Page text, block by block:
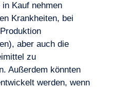
Kauf nehmen
Krankheiten, bei
aber auch die
zu
Außerdem könnten
werden, wenn